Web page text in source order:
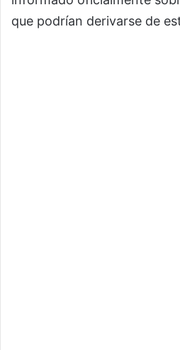
que podrían derivarse de